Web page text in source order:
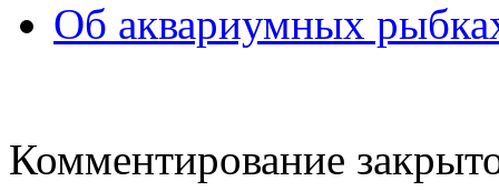
Об аквариумных
Комментирование